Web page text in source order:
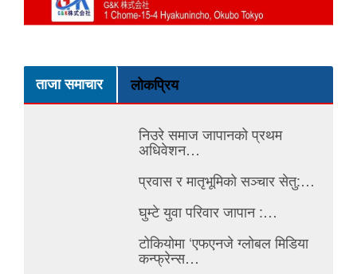
ताजा समाचार लोकप्रिय
निउरे समाज जापानको प्रथम
अधिवेशन…
प्रवास र मातृभूमिको सञ्चार सेतु:…
घुम्टे युवा परिवार जापान :…
टोकियोमा ‘एफएनजे ग्लोबल मिडिया
कन्फ्रेन्स…